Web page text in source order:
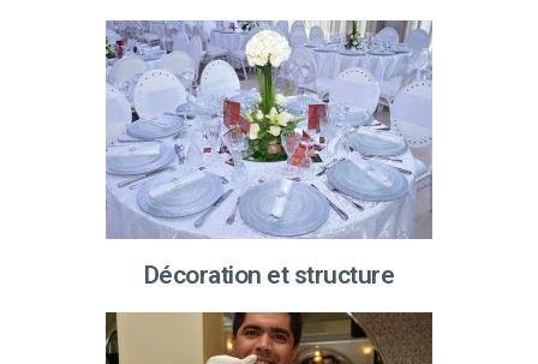
Décoration et structure